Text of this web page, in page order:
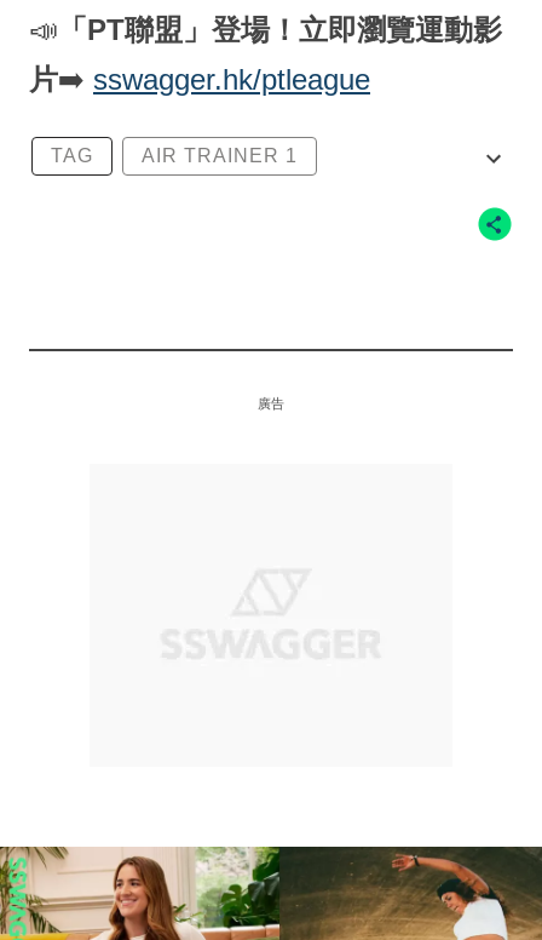
📣 「PT聯盟」登場！立即瀏覽運動影
片➡️ sswagger.hk/ptleague
TAG AIR TRAINER 1
廣告